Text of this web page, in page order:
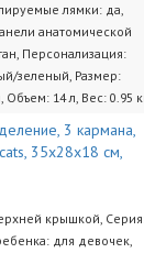
лямки: да,
анатомической
Персонализация:
зеленый, Размер:
14 л, Вес: 0.95
3 кармана,
35х28х18 см,
крышкой,
для девочек,